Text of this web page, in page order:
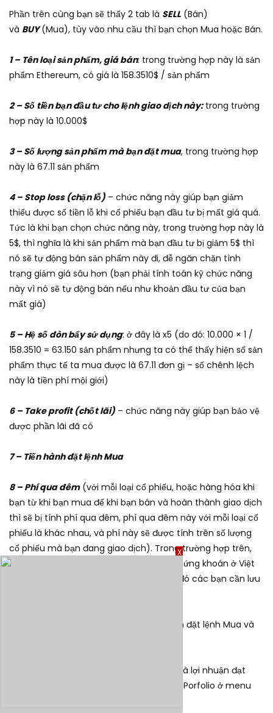
Phần trên cùng bạn sẽ thấy 2 tab là SELL (Bán)
và BUY (Mua), tùy vào nhu cầu thì bạn chọn Mua hoặc Bán.
1 – Tên loại sản phẩm, giá bán: trong trường hợp này là sản
phẩm Ethereum, có giá là 158.3510$ / sản phẩm
2 – Số tiền bạn đầu tư cho lệnh giao dịch này:trong trường
hợp này là 10.000$
3 – Số lượng sản phẩm mà bạn đặt mua, trong trường hợp
này là 67.11 sản phẩm
4 – Stop loss (chặn lỗ) – chức năng này giúp bạn giảm
thiểu được số tiền lỗ khi cổ phiếu bạn đầu tư bị mất giá quá.
Tức là khi bạn chọn chức năng này, trong trường hợp này là
5$, thì nghĩa là khi sản phẩm mà bạn đầu tư bị giảm 5$ thì
nó sẽ tự động bán sản phẩm này đi, đễ ngăn chặn tình
trạng giảm giá sâu hơn (bạn phải tính toán kỹ chức năng
này vì nó sẽ tự động bán nếu như khoản đầu tư của bạn
mất giá)
5 – Hệ số đòn bẩy sử dụng: ở đây là x5 (do đó: 10.000 × 1 /
158.3510 = 63.150 sản phẩm nhưng ta có thể thấy hiện số sản
phẩm thực tế ta mua được là 67.11 đơn gị – số chênh lệch
này là tiền phí mội giới)
6 – Take profit (chốt lãi) – chức năng này giúp bạn bảo vệ
được phần lãi đã có
7 – Tiến hành đặt lệnh Mua
8 – Phí qua đêm(với mỗi loại cổ phiếu, hoặc hàng hóa khi
bạn từ khi bạn mua đế khi bạn bán và hoàn thành giao dịch
thì sẽ bị tính phí qua đêm, phí qua đêm này với mỗi loại cổ
phiếu là khác nhau, và phí này sẽ được tính trên số lượng
cổ phiếu mà bạn đang giao dịch). Trong trường hợp trên,
phí qua đêm là 4$/ngày. (với các sàn chứng khoán ở Việt
Nam thì không có phí qua đêm này, do đó các bạn cần lưu
Như vậy là bạn đã hoàn thành xong cách đặt lệnh Mua và
Để kiểm tra các sản phẩm mình đã đặt và lợi nhuận đạt
được như thế nào thì bạn thì bạn ấn vào Porfolio ở menu
X